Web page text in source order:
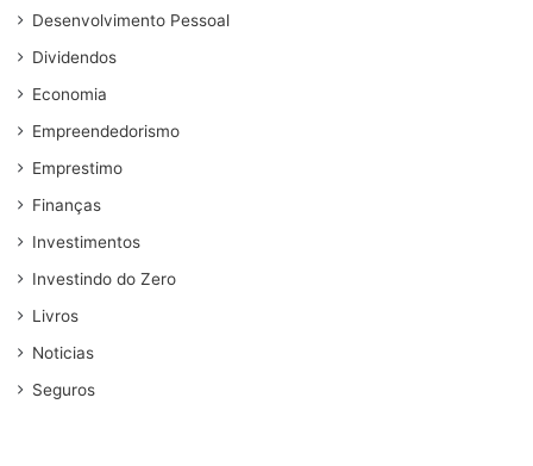
Desenvolvimento Pessoal
Dividendos
Economia
Empreendedorismo
Emprestimo
Finanças
Investimentos
Investindo do Zero
Livros
Noticias
Seguros